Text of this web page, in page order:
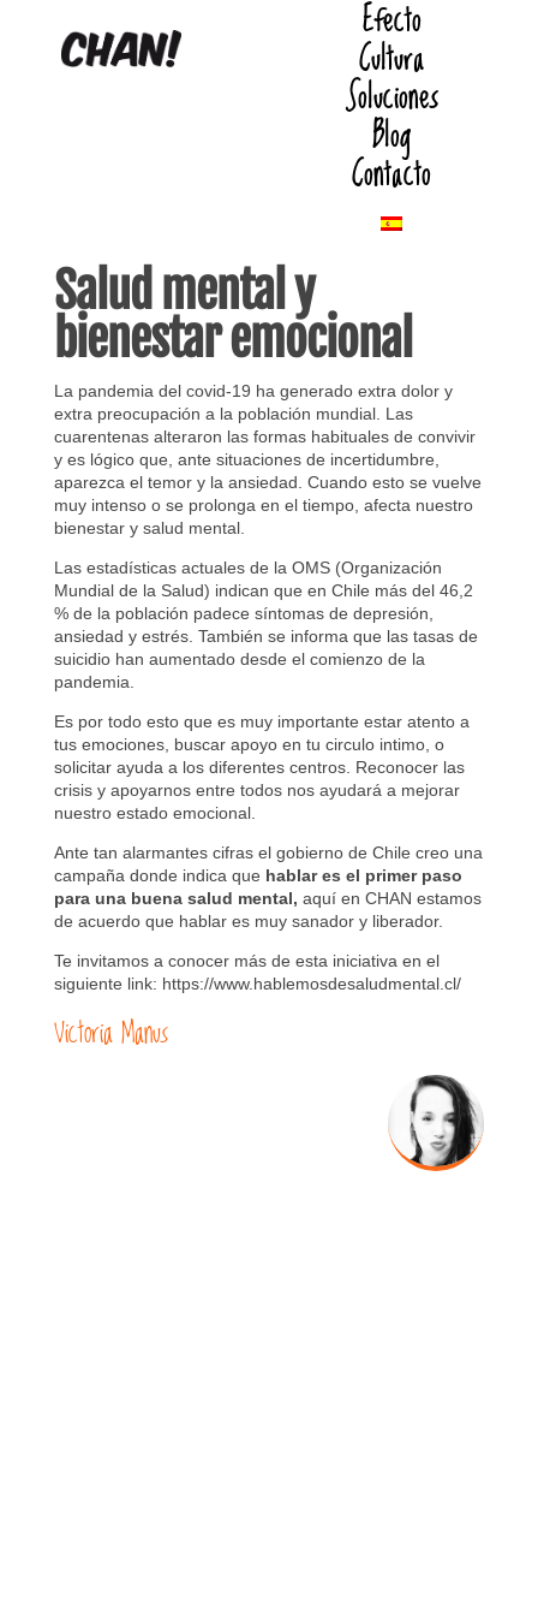
Efecto
Cultura
Soluciones
Blog
Contacto
Salud mental y
bienestar emocional
La pandemia del covid-19 ha generado extra dolor y
extra preocupación a la población mundial. Las
cuarentenas alteraron las formas habituales de convivir
y es lógico que, ante situaciones de incertidumbre,
aparezca el temor y la ansiedad. Cuando esto se vuelve
muy intenso o se prolonga en el tiempo, afecta nuestro
bienestar y salud mental.
Las estadísticas actuales de la OMS (Organización
Mundial de la Salud) indican que en Chile más del 46,2
% de la población padece síntomas de depresión,
ansiedad y estrés. También se informa que las tasas de
suicidio han aumentado desde el comienzo de la
pandemia.
Es por todo esto que es muy importante estar atento a
tus emociones, buscar apoyo en tu circulo intimo, o
solicitar ayuda a los diferentes centros. Reconocer las
crisis y apoyarnos entre todos nos ayudará a mejorar
nuestro estado emocional.
Ante tan alarmantes cifras el gobierno de Chile creo una
campaña donde indica que hablar es el primer paso
para una buena salud mental, aquí en CHAN estamos
de acuerdo que hablar es muy sanador y liberador.
Te invitamos a conocer más de esta iniciativa en el
siguiente link: https://www.hablemosdesaludmental.cl/
Victoria Manus